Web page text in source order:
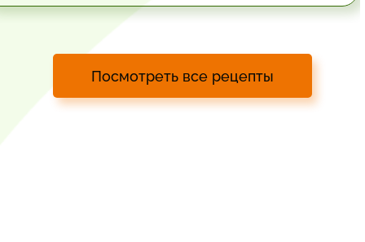
Посмотреть все рецепты